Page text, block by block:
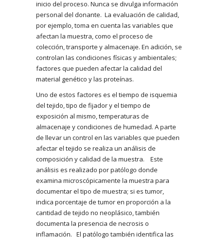
inicio del proceso. Nunca se divulga información
personal del donante. La evaluación de calidad,
por ejemplo, toma en cuenta las variables que
afectan la muestra, como el proceso de
colección, transporte y almacenaje. En adición, se
controlan las condiciones físicas y ambientales;
factores que pueden afectar la calidad del
material genético y las proteínas.
Uno de estos factores es el tiempo de isquemia
del tejido, tipo de fijador y el tiempo de
exposición al mismo, temperaturas de
almacenaje y condiciones de humedad. A parte
de llevar un control en las variables que pueden
afectar el tejido se realiza un análisis de
composición y calidad de la muestra. Este
análisis es realizado por patólogo donde
examina microscópicamente la muestra para
documentar el tipo de muestra; si es tumor,
indica porcentaje de tumor en proporción a la
cantidad de tejido no neoplásico, también
documenta la presencia de necrosis o
inflamación. El patólogo también identifica las